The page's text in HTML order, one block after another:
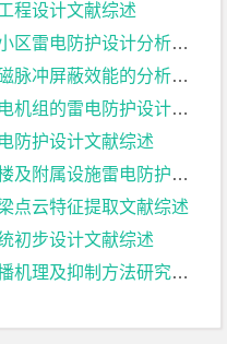
程设计文献综述
电防护设计分析文献综述
屏蔽效能的分析文献综述
的雷电防护设计文献综述
防护设计文献综述
设施雷电防护设计文献综述
点云特征提取文献综述
初步设计文献综述
及抑制方法研究文献综述